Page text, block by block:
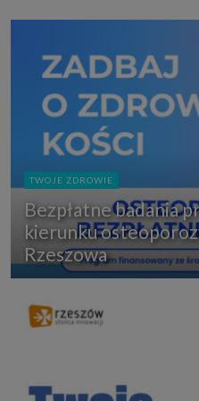
TWOJE ZDROWIE
Bezpłatne badania
kierunku
Rzeszowa